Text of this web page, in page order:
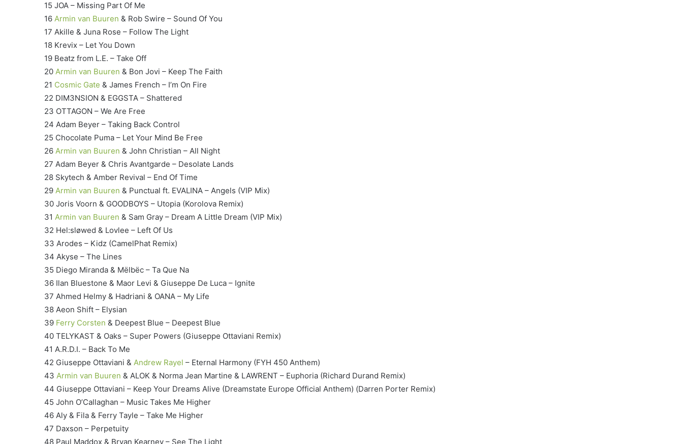
15 JOA – Missing Part Of Me
16 Armin van Buuren & Rob Swire – Sound Of You
17 Akille & Juna Rose – Follow The Light
18 Krevix – Let You Down
19 Beatz from L.E. – Take Off
20 Armin van Buuren & Bon Jovi – Keep The Faith
21 Cosmic Gate & James French – I’m On Fire
22 DIM3NSION & EGGSTA – Shattered
23 OTTAGON – We Are Free
24 Adam Beyer – Taking Back Control
25 Chocolate Puma – Let Your Mind Be Free
26 Armin van Buuren & John Christian – All Night
27 Adam Beyer & Chris Avantgarde – Desolate Lands
28 Skytech & Amber Revival – End Of Time
29 Armin van Buuren & Punctual ft. EVALINA – Angels (VIP Mix)
30 Joris Voorn & GOODBOYS – Utopia (Korolova Remix)
31 Armin van Buuren & Sam Gray – Dream A Little Dream (VIP Mix)
32 Hel:sløwed & Lovlee – Left Of Us
33 Arodes – Kidz (CamelPhat Remix)
34 Akyse – The Lines
35 Diego Miranda & Mëlbëc – Ta Que Na
36 Ilan Bluestone & Maor Levi & Giuseppe De Luca – Ignite
37 Ahmed Helmy & Hadriani & OANA – My Life
38 Aeon Shift – Elysian
39 Ferry Corsten & Deepest Blue – Deepest Blue
40 TELYKAST & Oaks – Super Powers (Giuseppe Ottaviani Remix)
41 A.R.D.I. – Back To Me
42 Giuseppe Ottaviani & Andrew Rayel – Eternal Harmony (FYH 450 Anthem)
43 Armin van Buuren & ALOK & Norma Jean Martine & LAWRENT – Euphoria (Richard Durand Remix)
44 Giuseppe Ottaviani – Keep Your Dreams Alive (Dreamstate Europe Official Anthem) (Darren Porter Remix)
45 John O’Callaghan – Music Takes Me Higher
46 Aly & Fila & Ferry Tayle – Take Me Higher
47 Daxson – Perpetuity
48 Paul Maddox & Bryan Kearney – See The Light